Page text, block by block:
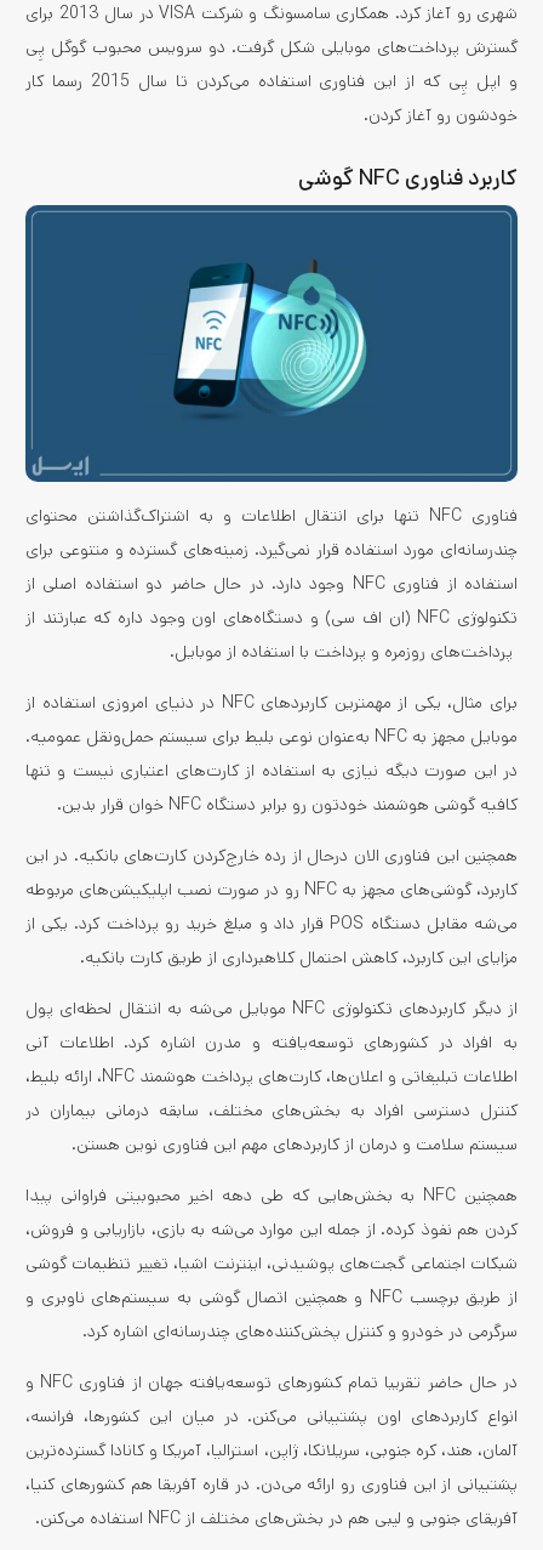
شهری رو آغاز کرد. همکاری سامسونگ و شرکت VISA در سال 2013 برای
گسترش پرداخت‌های موبایلی شکل گرفت. دو سرویس محبوب گوگل پِی
و اپل پِی که از این فناوری استفاده می‌کردن تا سال 2015 رسما کار
خودشون رو آغاز کردن.
کاربرد فناوری NFC گوشی
فناوری NFC تنها برای انتقال اطلاعات و به اشتراک‌گذاشتن محتوای
چندرسانه‌ای مورد استفاده قرار نمی‌گیرد. زمینه‌های گسترده و متنوعی برای
استفاده از فناوری NFC وجود دارد. در حال حاضر دو استفاده اصلی از
تکنولوژی NFC (ان اف سی) و دستگاه‌های اون وجود داره که عبارتند از
پرداخت‌های روزمره و پرداخت با استفاده از موبایل.
برای مثال، یکی از مهمترین کاربردهای NFC در دنیای امروزی استفاده از
موبایل مجهز به NFC به‌عنوان نوعی بلیط برای سیستم حمل‌ونقل عمومیه.
در این صورت دیگه نیازی به استفاده از کارت‌های اعتباری نیست و تنها
کافیه گوشی هوشمند خودتون رو برابر دستگاه NFC خوان قرار بدین.
همچنین این فناوری الان درحال از رده خارج‌کردن کارت‌های بانکیه. در این
کاربرد، گوشی‌های مجهز به NFC رو در صورت نصب اپلیکیشن‌های مربوطه
می‌شه مقابل دستگاه POS قرار داد و مبلغ خرید رو پرداخت کرد. یکی از
مزایای این کاربرد، کاهش احتمال کلاهبرداری از طریق کارت بانکیه.
از دیگر کاربردهای تکنولوژی NFC موبایل می‌شه به انتقال لحظه‌ای پول
به افراد در کشورهای توسعه‌یافته و مدرن اشاره کرد. اطلاعات آنی
اطلاعات تبلیغاتی و اعلان‌ها، کارت‌های پرداخت هوشمند NFC، ارائه بلیط،
کنترل دسترسی افراد به بخش‌های مختلف، سابقه درمانی بیماران در
سیستم سلامت و درمان از کاربردهای مهم این فناوری نوین هستن.
همچنین NFC به بخش‌هایی که طی دهه اخیر محبوبیتی فراوانی پیدا
کردن هم نفوذ کرده. از جمله این موارد می‌شه به بازی، بازاریابی و فروش،
شبکات اجتماعی گجت‌های پوشیدنی، اینترنت اشیا، تغییر تنظیمات گوشی
از طریق برچسب NFC و همچنین اتصال گوشی به سیستم‌های ناوبری و
سرگرمی در خودرو و کنترل پخش‌کننده‌های چندرسانه‌ای اشاره کرد.
در حال حاضر تقریبا تمام کشورهای توسعه‌یافته جهان از فناوری NFC و
انواع کاربردهای اون پشتیبانی می‌کنن. در میان این کشورها، فرانسه،
آلمان، هند، کره جنوبی، سریلانکا، ژاپن، استرالیا، آمریکا و کانادا گسترده‌ترین
پشتیبانی از این فناوری رو ارائه می‌دن. در قاره آفریقا هم کشورهای کنیا،
آفریقای جنوبی و لیبی هم در بخش‌های مختلف از NFC استفاده می‌کنن.